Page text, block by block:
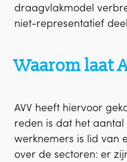
draagvlakmodel
niet-representatief
Waarom laat
AVV heeft hiervoor
reden is dat het aantal
werknemers is lid van
over de sectoren: er